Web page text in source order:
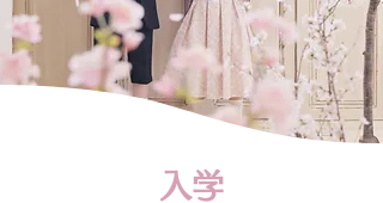
入学